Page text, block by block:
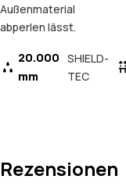
Außenmaterial
abperlen lässt.
20.000
mm
SHIELD-
TEC
Rezensionen